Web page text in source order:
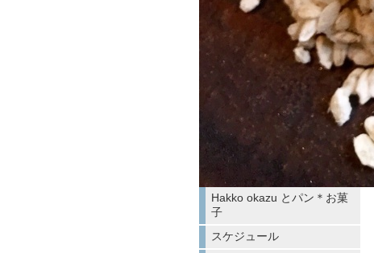
Hakko okazu とパン＊お菓
子
スケジュール